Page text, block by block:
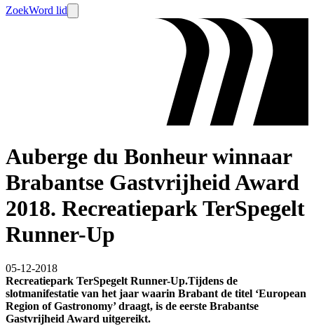
ZoekWord lid
Auberge du Bonheur winnaar
Brabantse Gastvrijheid Award
2018. Recreatiepark TerSpegelt
Runner-Up
05-12-2018
Recreatiepark TerSpegelt Runner-Up.Tijdens de
slotmanifestatie van het jaar waarin Brabant de titel ‘European
Region of Gastronomy’ draagt, is de eerste Brabantse
Gastvrijheid Award uitgereikt.